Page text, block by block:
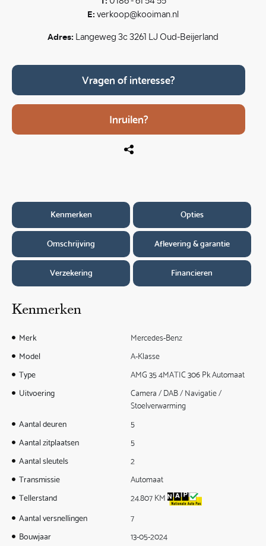
E: verkoop@kooiman.nl
Adres: Langeweg 3c 3261 LJ Oud-Beijerland
Vragen of interesse?
Inruilen?
Kenmerken Opties
Omschrijving Aflevering & garantie
Verzekering Financieren
Kenmerken
Merk
Mercedes-Benz
Model
A-Klasse
Type
AMG 35 4MATIC 306 Pk Automaat
Uitvoering
Camera / DAB / Navigatie /
Stoelverwarming
Aantal deuren
5
Aantal zitplaatsen
5
Aantal sleutels
2
Transmissie
Automaat
Tellerstand
24.807 KM
Aantal versnellingen
7
Bouwjaar
13-05-2024